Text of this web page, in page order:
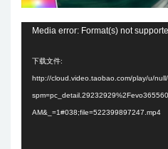
Media error: Format(s) not
下载文件:
http://cloud.video.taobao.com/play/u/
AM&_=1#038;file=522399897247.mp4